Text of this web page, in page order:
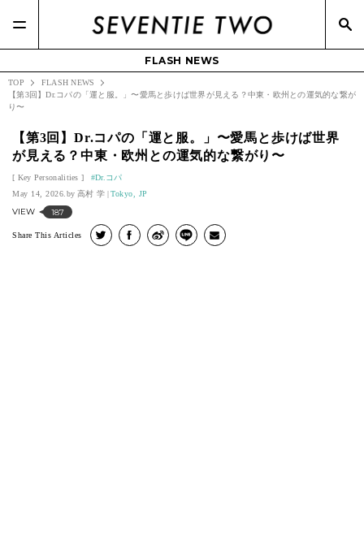
FLASH NEWS
TOP
FLASH NEWS
【第3回】Dr.コパの「運と服。」〜愛馬と歩けば世界が見える？中東・欧州との運気的な繋が
り〜
【第3回】Dr.コパの「運と服。」〜愛馬と歩けば世界
が見える？中東・欧州との運気的な繋がり〜
Key Personalities
Dr.コパ
May 14, 2026.
高村 学 Tokyo, JP
VIEW 187
Share This Articles